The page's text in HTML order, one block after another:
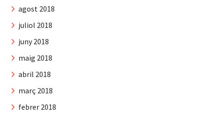
agost 2018
juliol 2018
juny 2018
maig 2018
abril 2018
març 2018
febrer 2018